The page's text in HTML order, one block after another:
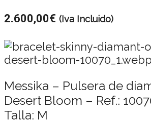
2.600,00€ (Iva Incluido)
Messika – Pulsera de
Desert Bloom – Ref.:
Talla: M